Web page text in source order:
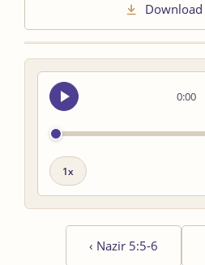
Download
0:00
Seek
audio
Playback
‹ Nazir 5:5-6